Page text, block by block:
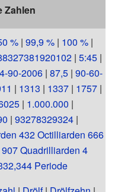
Zahlen
% | 99,9 % | 100 % |
| 5:45 |
90-2006 | 87,5 | 90-60-
| 1313 | 1337 | 1757 |
| 1.000.000 |
| 93278329324 |
432 Octilliarden 666
Quadrilliarden 4
Periode